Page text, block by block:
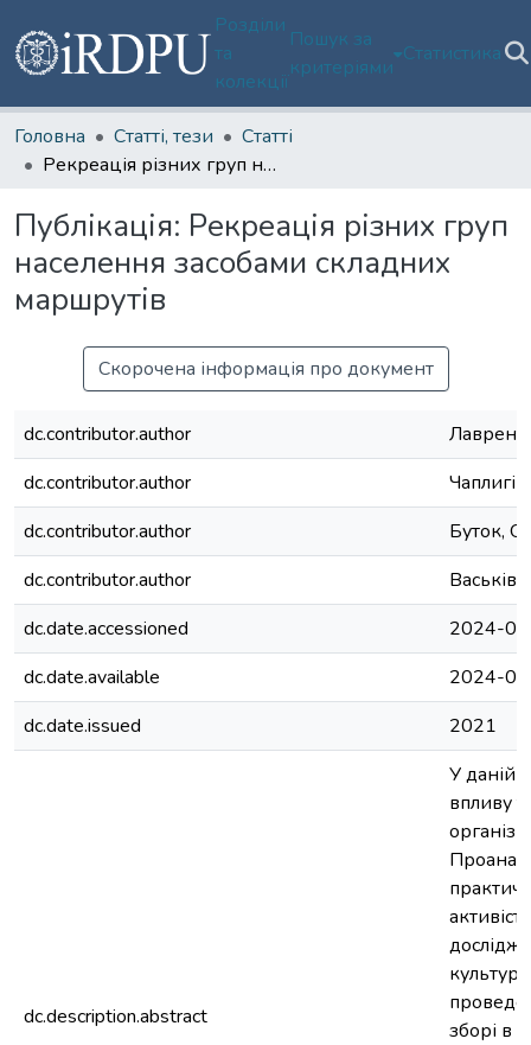
Розділи
та
колекції
Пошук за
критеріями
Статистика
Головна Статті, тези
Статті
Рекреація різних груп населення засобами складних маршрутів
Публікація: Рекреація різних груп
населення засобами складних
маршрутів
Скорочена інформація про документ
dc.contributor.author
dc.contributor.author
dc.contributor.author
Буток,
dc.contributor.author
dc.date.accessioned
2024-
dc.date.available
2024-
dc.date.issued
2021
dc.description.abstract
У даній
впливу
зборі в у